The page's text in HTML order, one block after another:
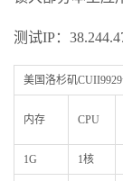
测试IP：
美国洛杉矶
内存 CPU
1G 1核